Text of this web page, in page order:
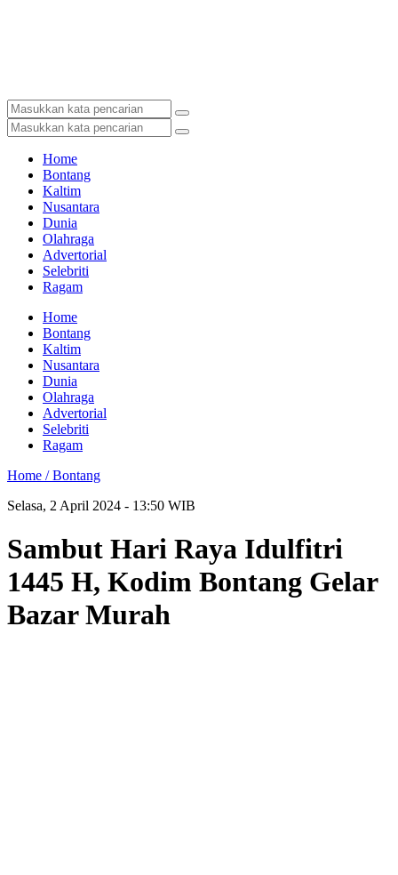
Home
Bontang
Kaltim
Nusantara
Dunia
Olahraga
Advertorial
Selebriti
Ragam
Home
Bontang
Kaltim
Nusantara
Dunia
Olahraga
Advertorial
Selebriti
Ragam
Home /Bontang
Selasa, 2 April 2024 - 13:50 WIB
Sambut Hari Raya Idulfitri
1445 H, Kodim Bontang Gelar
Bazar Murah